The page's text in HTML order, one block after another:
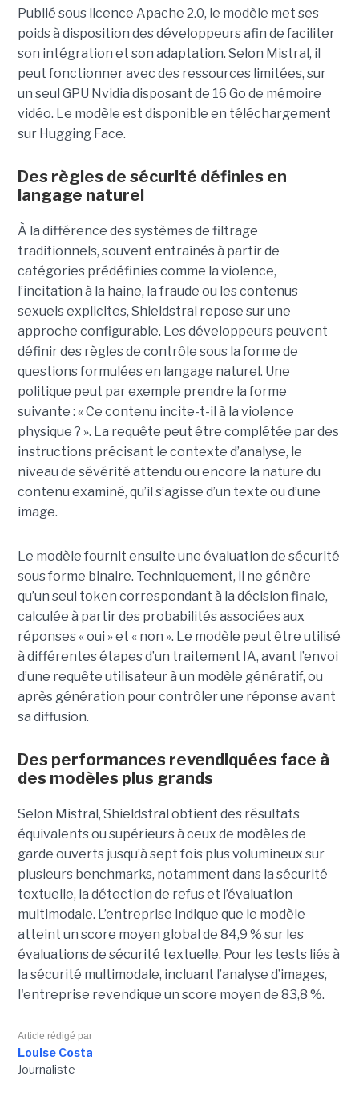
Publié sous licence Apache 2.0, le modèle met ses
poids à disposition des développeurs afin de faciliter
son intégration et son adaptation. Selon Mistral, il
peut fonctionner avec des ressources limitées, sur
un seul GPU Nvidia disposant de 16 Go de mémoire
vidéo. Le modèle est disponible en téléchargement
sur Hugging Face.
Des règles de sécurité définies en
langage naturel
À la différence des systèmes de filtrage
traditionnels, souvent entraînés à partir de
catégories prédéfinies comme la violence,
l’incitation à la haine, la fraude ou les contenus
sexuels explicites, Shieldstral repose sur une
approche configurable. Les développeurs peuvent
définir des règles de contrôle sous la forme de
questions formulées en langage naturel. Une
politique peut par exemple prendre la forme
suivante : « Ce contenu incite-t-il à la violence
physique ? ». La requête peut être complétée par des
instructions précisant le contexte d’analyse, le
niveau de sévérité attendu ou encore la nature du
contenu examiné, qu’il s’agisse d’un texte ou d’une
image.
Le modèle fournit ensuite une évaluation de sécurité
sous forme binaire. Techniquement, il ne génère
qu’un seul token correspondant à la décision finale,
calculée à partir des probabilités associées aux
réponses « oui » et « non ». Le modèle peut être utilisé
à différentes étapes d’un traitement IA, avant l’envoi
d’une requête utilisateur à un modèle génératif, ou
après génération pour contrôler une réponse avant
sa diffusion.
Des performances revendiquées face à
des modèles plus grands
Selon Mistral, Shieldstral obtient des résultats
équivalents ou supérieurs à ceux de modèles de
garde ouverts jusqu’à sept fois plus volumineux sur
plusieurs benchmarks, notamment dans la sécurité
textuelle, la détection de refus et l’évaluation
multimodale. L’entreprise indique que le modèle
atteint un score moyen global de 84,9 % sur les
évaluations de sécurité textuelle. Pour les tests liés à
la sécurité multimodale, incluant l’analyse d’images,
l'entreprise revendique un score moyen de 83,8 %.
Article rédigé par
Louise Costa
Journaliste